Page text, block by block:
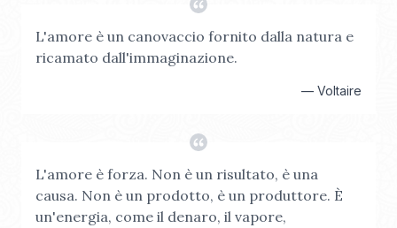
L'amore è un canovaccio fornito dalla natura e
ricamato dall'immaginazione.
— Voltaire
L'amore è forza. Non è un risultato, è una
causa. Non è un prodotto, è un produttore. È
un'energia, come il denaro, il vapore,